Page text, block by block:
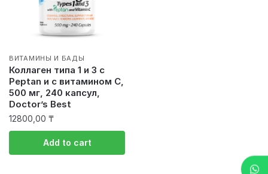
ВИТАМИНЫ И БАДЫ
Коллаген типа 1 и 3 с
Peptan и с витамином С,
500 мг, 240 капсул,
Doctor’s Best
12800,00 ₸
Add to cart